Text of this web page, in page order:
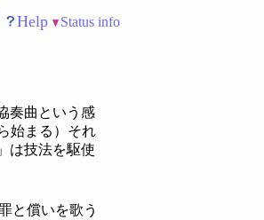
Help Status info
奏曲という感
始まる）それ
は技法を駆使
と償いを歌う